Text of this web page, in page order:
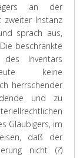
an der
zweiter Instanz
sprach aus,
beschränkte
Inventars
keine
herrschender
und zu
Gläubigers, im
daß der
nicht (?)